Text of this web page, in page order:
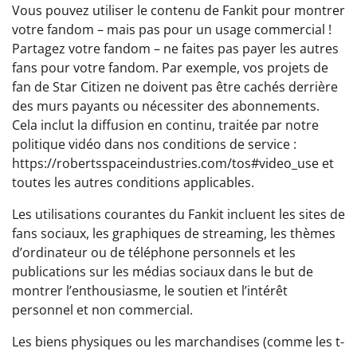
Vous pouvez utiliser le contenu de Fankit pour montrer
votre fandom – mais pas pour un usage commercial !
Partagez votre fandom – ne faites pas payer les autres
fans pour votre fandom. Par exemple, vos projets de
fan de Star Citizen ne doivent pas être cachés derrière
des murs payants ou nécessiter des abonnements.
Cela inclut la diffusion en continu, traitée par notre
politique vidéo dans nos conditions de service :
https://robertsspaceindustries.com/tos#video_use et
toutes les autres conditions applicables.
Les utilisations courantes du Fankit incluent les sites de
fans sociaux, les graphiques de streaming, les thèmes
d’ordinateur ou de téléphone personnels et les
publications sur les médias sociaux dans le but de
montrer l’enthousiasme, le soutien et l’intérêt
personnel et non commercial.
Les biens physiques ou les marchandises (comme les t-